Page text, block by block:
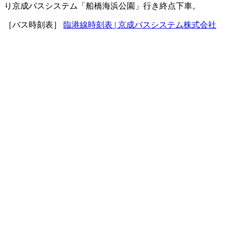
り京成バスシステム「船橋海浜公園」行き終点下車。
［バス時刻表］ 臨港線時刻表 | 京成バスシステム株式会社